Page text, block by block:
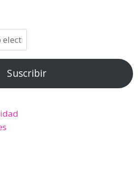
Suscribir